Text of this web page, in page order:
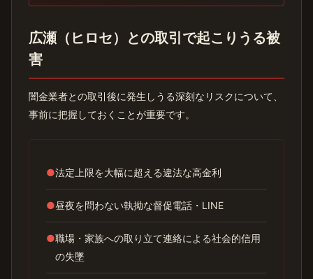
広瀬（ヒロセ）との取引で起こりうる被
害
闇金業者との取引後に発生しうる深刻なリスクについて、
事前に把握しておくことが重要です。
●法定上限を大幅に超える違法な高金利
●昼夜を問わない執拗な督促電話・LINE
●職場・家族への取り立て連絡による社会的信用
の失墜